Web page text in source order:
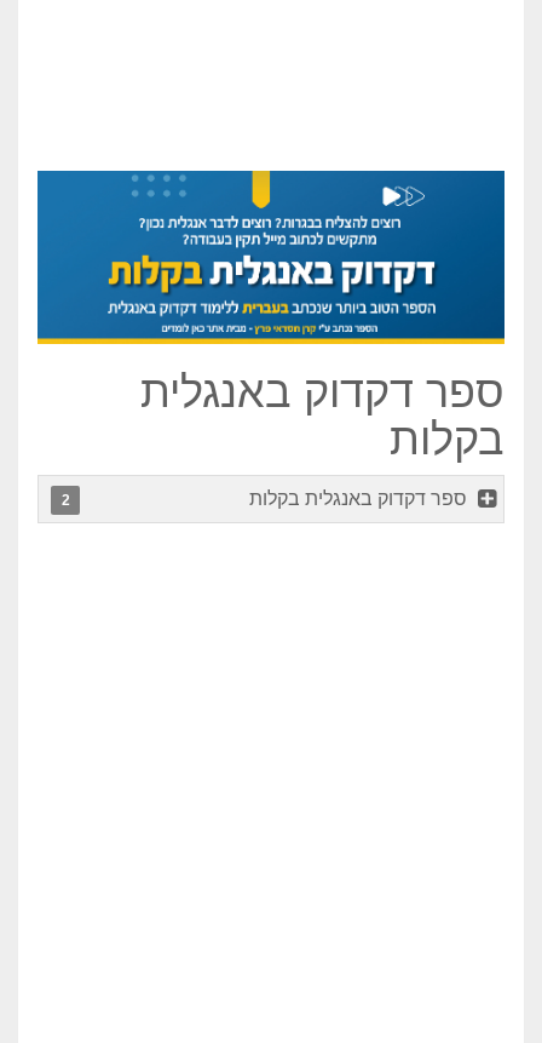
ספר דקדוק באנגלית
בקלות
ספר דקדוק באנגלית בקלות 2